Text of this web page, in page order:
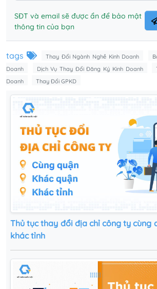
SĐT và email sẽ được ẩn để bảo mật
thông tin của bạn
tags Thay Đổi Ngành Nghề Kinh Doanh
Doanh
Dịch Vụ Thay Đổi Đăng Ký Kinh Doanh
Doanh
Thay Đổi GPKD
Thủ tục thay đổi địa chỉ công ty cùng
khác tỉnh